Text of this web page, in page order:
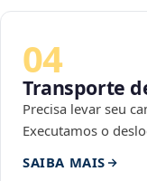
04
Transporte
Precisa levar seu
Executamos o
SAIBA MAIS